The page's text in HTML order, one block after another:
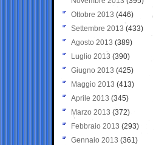
Ottobre 2013 (446)
Settembre 2013 (433)
Agosto 2013 (389)
Luglio 2013 (390)
Giugno 2013 (425)
Maggio 2013 (413)
Aprile 2013 (345)
Marzo 2013 (372)
Febbraio 2013 (293)
Gennaio 2013 (361)